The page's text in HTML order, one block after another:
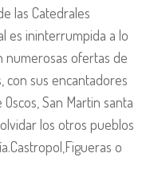
las Catedrales
es ininterrumpida a lo
numerosas ofertas de
con sus encantadores
San Martin santa
los otros pueblos
o